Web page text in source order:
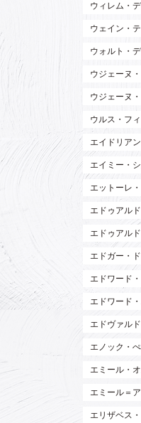
ウィレム・
ウェイン・
ウォルト・
ウジェーヌ
ウジェーヌ
ウルス・フ
エイドリア
エイミー・
エットーレ
エドゥアル
エドゥアル
エドガー・
エドワード
エドワード
エドヴァル
エノック・ぺ
エミール・
エミール＝
エリザベス